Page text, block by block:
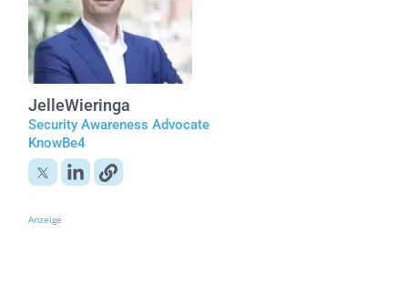
JelleWieringa
Security Awareness Advocate
KnowBe4
Anzeige